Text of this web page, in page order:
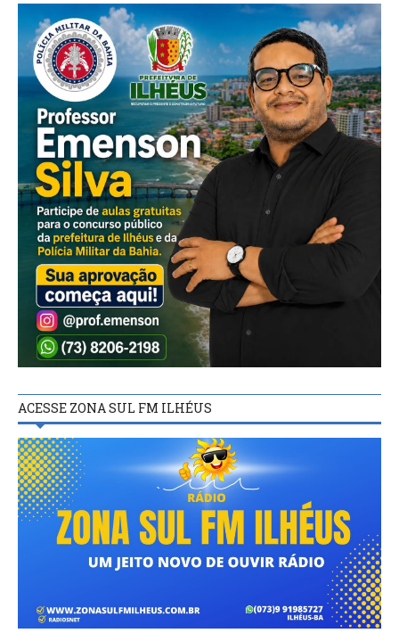
ACESSE ZONA SUL FM ILHÉUS